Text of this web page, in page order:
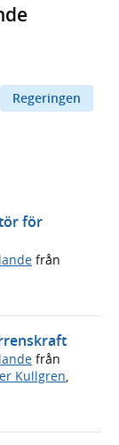
Regeringen
för
från
från
Kullgren